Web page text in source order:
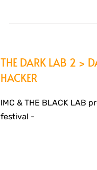
THE DARK LAB 2 >
HACKER
IMC & THE BLACK LAB
festival -